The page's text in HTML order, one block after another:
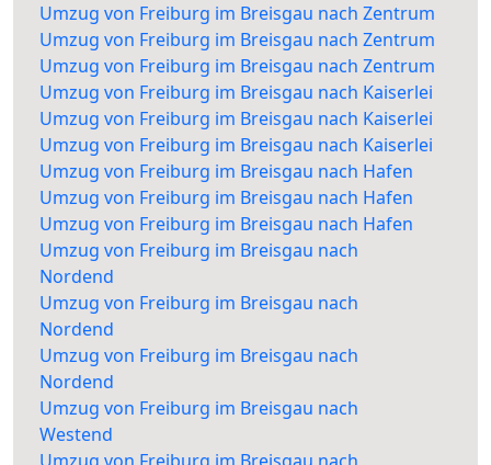
Umzug von Freiburg im Breisgau nach Zentrum
Umzug von Freiburg im Breisgau nach Zentrum
Umzug von Freiburg im Breisgau nach Zentrum
Umzug von Freiburg im Breisgau nach Kaiserlei
Umzug von Freiburg im Breisgau nach Kaiserlei
Umzug von Freiburg im Breisgau nach Kaiserlei
Umzug von Freiburg im Breisgau nach Hafen
Umzug von Freiburg im Breisgau nach Hafen
Umzug von Freiburg im Breisgau nach Hafen
Umzug von Freiburg im Breisgau nach
Nordend
Umzug von Freiburg im Breisgau nach
Nordend
Umzug von Freiburg im Breisgau nach
Nordend
Umzug von Freiburg im Breisgau nach
Westend